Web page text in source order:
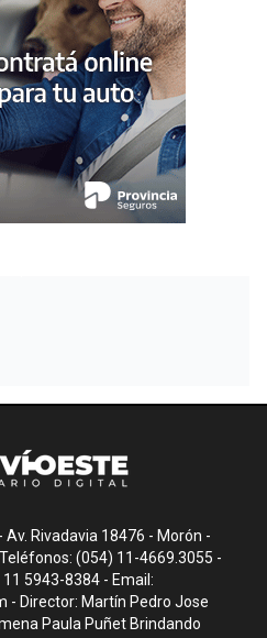
Rivadavia 18476 - Morón -
(054) 11-4669.3055 -
5943-8384 - Email:
- Director: Martín Pedro Jose
Paula Puñet Brindando